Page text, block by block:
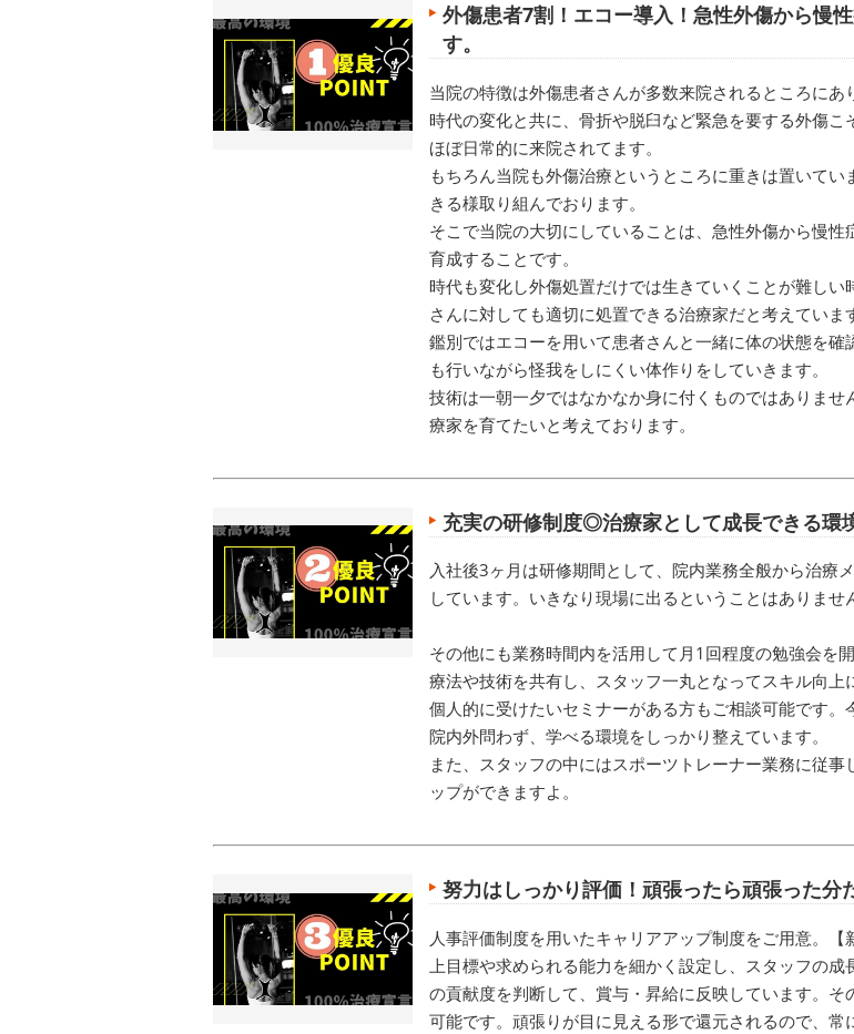
外傷患者7割！エコー導入！急性外傷から慢
す。
当院の特徴は外傷患者さんが多数来院されるところにあ
時代の変化と共に、骨折や脱臼など緊急を要する外傷
ほぼ日常的に来院されてます。
もちろん当院も外傷治療というところに重きは置いて
きる様取り組んでおります。
そこで当院の大切にしていることは、急性外傷から慢
育成することです。
時代も変化し外傷処置だけでは生きていくことが難し
さんに対しても適切に処置できる治療家だと考えていま
鑑別ではエコーを用いて患者さんと一緒に体の状態を
も行いながら怪我をしにくい体作りをしていきます。
技術は一朝一夕ではなかなか身に付くものではありま
療家を育てたいと考えております。
充実の研修制度◎治療家として成長できる環
入社後3ヶ月は研修期間として、院内業務全般から治療
しています。いきなり現場に出るということはありませ
その他にも業務時間内を活用して月1回程度の勉強会を
療法や技術を共有し、スタッフ一丸となってスキル向上
個人的に受けたいセミナーがある方もご相談可能です。
院内外問わず、学べる環境をしっかり整えています。
また、スタッフの中にはスポーツトレーナー業務に従
ップができますよ。
努力はしっかり評価！頑張ったら頑張った
人事評価制度を用いたキャリアアップ制度をご用意。
上目標や求められる能力を細かく設定し、スタッフの
の貢献度を判断して、賞与・昇給に反映しています。
可能です。頑張りが目に見える形で還元されるので、